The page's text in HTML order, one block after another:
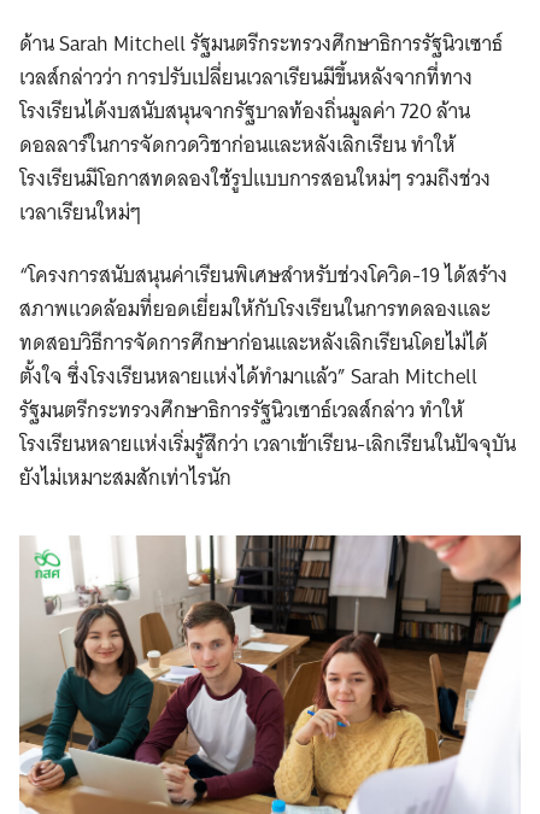
ด้าน Sarah Mitchell รัฐมนตรีกระทรวงศึกษาธิการรัฐนิวเซาธ์
เวลส์กล่าวว่า การปรับเปลี่ยนเวลาเรียนมีขึ้นหลังจากที่ทาง
โรงเรียนได้งบสนับสนุนจากรัฐบาลท้องถิ่นมูลค่า 720 ล้าน
ดอลลาร์ในการจัดกวดวิชาก่อนและหลังเลิกเรียน ทำให้
โรงเรียนมีโอกาสทดลองใช้รูปแบบการสอนใหม่ๆ รวมถึงช่วง
เวลาเรียนใหม่ๆ
“โครงการสนับสนุนค่าเรียนพิเศษสำหรับช่วงโควิด-19 ได้สร้าง
สภาพแวดล้อมที่ยอดเยี่ยมให้กับโรงเรียนในการทดลองและ
ทดสอบวิธีการจัดการศึกษาก่อนและหลังเลิกเรียนโดยไม่ได้
ตั้งใจ ซึ่งโรงเรียนหลายแห่งได้ทำมาแล้ว” Sarah Mitchell
รัฐมนตรีกระทรวงศึกษาธิการรัฐนิวเซาธ์เวลส์กล่าว ทำให้
โรงเรียนหลายแห่งเริ่มรู้สึกว่า เวลาเข้าเรียน-เลิกเรียนในปัจจุบัน
ยังไม่เหมาะสมสักเท่าไรนัก